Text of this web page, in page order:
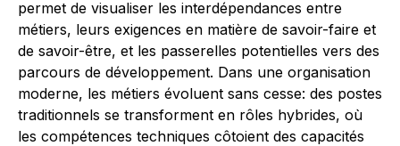
permet de visualiser les interdépendances entre
métiers, leurs exigences en matière de savoir-faire et
de savoir-être, et les passerelles potentielles vers des
parcours de développement. Dans une organisation
moderne, les métiers évoluent sans cesse: des postes
traditionnels se transforment en rôles hybrides, où
les compétences techniques côtoient des capacités